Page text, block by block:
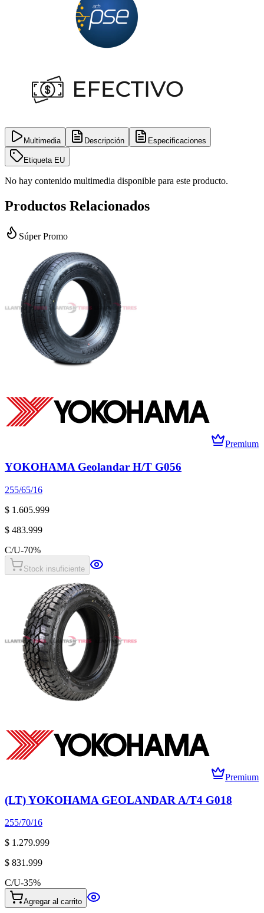
Multimedia Descripción Especificaciones
Etiqueta EU
No hay contenido multimedia disponible para este producto.
Productos Relacionados
Súper Promo
Premium
YOKOHAMA Geolandar H/T G056
255/65/16
$ 1.605.999
$ 483.999
C/U-70%
Stock insuficiente
Premium
(LT) YOKOHAMA GEOLANDAR A/T4 G018
255/70/16
$ 1.279.999
$ 831.999
C/U-35%
Agregar al carrito